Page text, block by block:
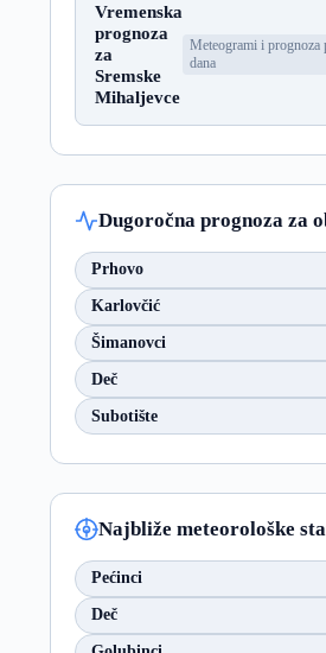
Vremenska
prognoza
za
Sremske
Mihaljevce
Meteogrami i prognoza
dana
Dugoročna prognoza za
Prhovo
Karlovčić
Šimanovci
Deč
Subotište
Najbliže meteorološke
Pećinci
Deč